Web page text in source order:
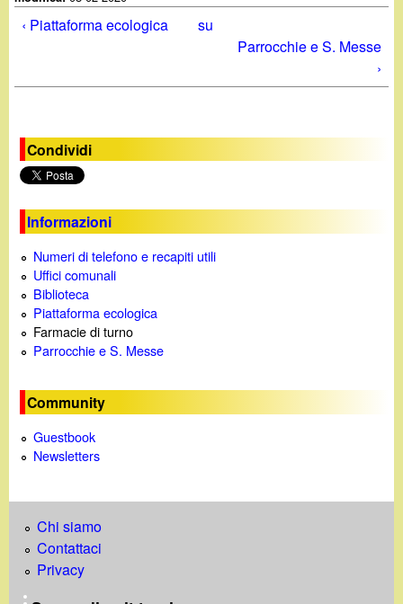
‹ Piattaforma ecologica
su
Parrocchie e S. Messe
›
Condividi
Informazioni
Numeri di telefono e recapiti utili
Uffici comunali
Biblioteca
Piattaforma ecologica
Farmacie di turno
Parrocchie e S. Messe
Community
Guestbook
Newsletters
Chi siamo
Contattaci
Privacy